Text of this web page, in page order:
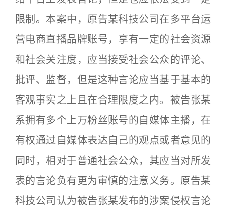
限制。本案中，原告某科技公司在多平台运
营电商直播品牌账号，享有一定的社会资源
和社会关注度，应当接受社会公众的评论、
批评、监督，但是这种言论应当基于基本的
客观事实之上且在合理限度之内。被告张某
系拥有多个上万粉丝账号的自媒体主播，在
有权通过自媒体表达自己的观点或者意见的
同时，相对于普通社会公众，其应当对所发
表的言论负有更为审慎的注意义务。原告某
科技公司认为被告张某发布的涉案侵权言论